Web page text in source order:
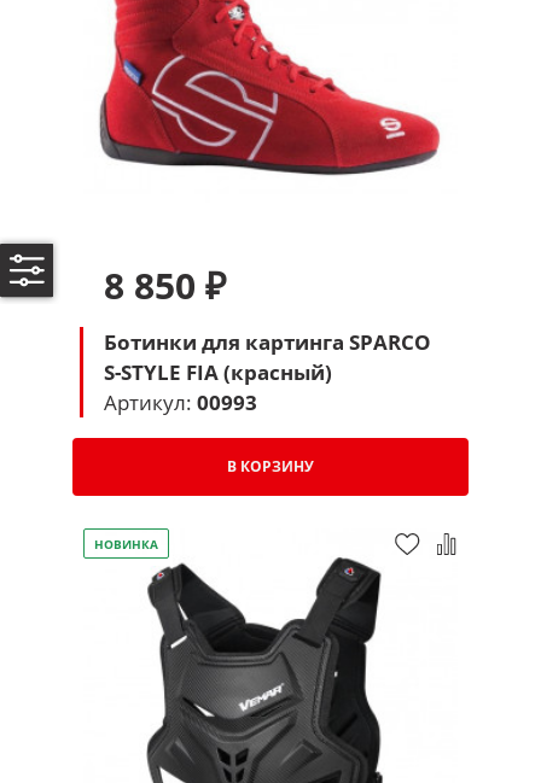
8 850 ₽
Ботинки для картинга SPARCO
S-STYLE FIA (красный)
Артикул: 00993
В КОРЗИНУ
НОВИНКА